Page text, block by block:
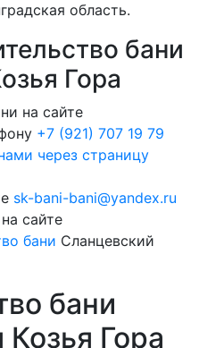
область.
бани
Гора
на сайте
+7 (921) 707 19 79
через страницу
sk-bani-bani@yandex.ru
сайте
бани Сланцевский
бани
Гора